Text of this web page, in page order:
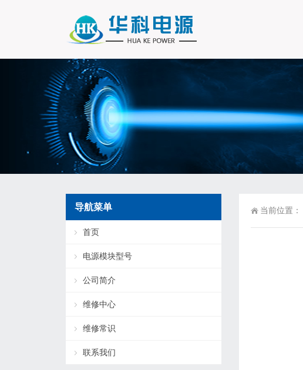
当前位置：
导航菜单
首页
电源模块型号
公司简介
维修中心
维修常识
联系我们